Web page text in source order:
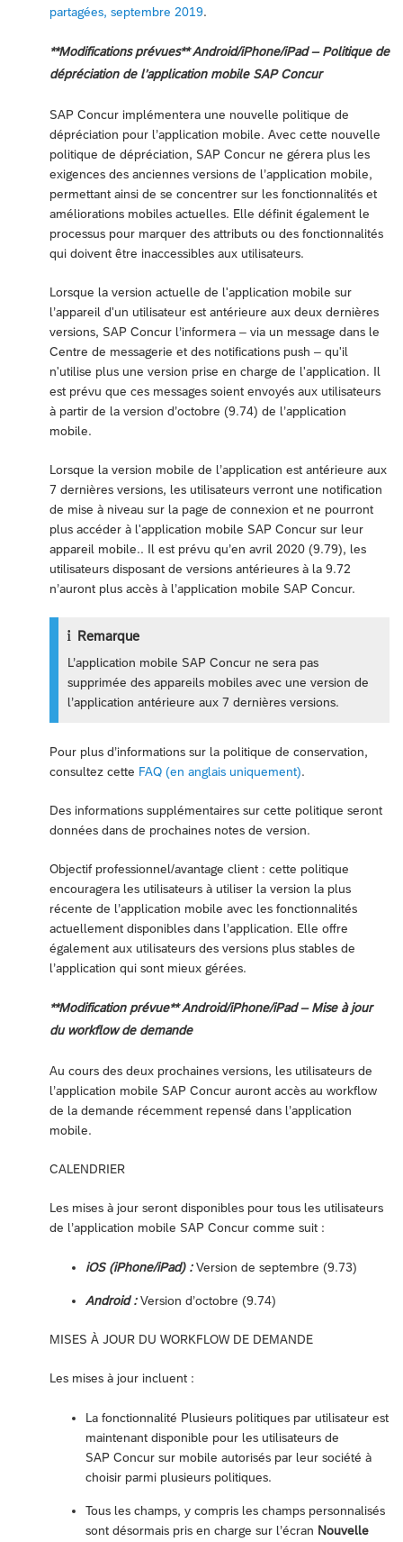
partagées, septembre 2019.
**Modifications prévues** Android/iPhone/iPad – Politique de
dépréciation de l’application mobile SAP Concur
SAP Concur implémentera une nouvelle politique de
dépréciation pour l’application mobile. Avec cette nouvelle
politique de dépréciation, SAP Concur ne gérera plus les
exigences des anciennes versions de l’application mobile,
permettant ainsi de se concentrer sur les fonctionnalités et
améliorations mobiles actuelles. Elle définit également le
processus pour marquer des attributs ou des fonctionnalités
qui doivent être inaccessibles aux utilisateurs.
Lorsque la version actuelle de l'application mobile sur
l’appareil d'un utilisateur est antérieure aux deux dernières
versions, SAP Concur l’informera – via un message dans le
Centre de messagerie et des notifications push – qu'il
n'utilise plus une version prise en charge de l'application. Il
est prévu que ces messages soient envoyés aux utilisateurs
à partir de la version d’octobre (9.74) de l’application
mobile.
Lorsque la version mobile de l’application est antérieure aux
7 dernières versions, les utilisateurs verront une notification
de mise à niveau sur la page de connexion et ne pourront
plus accéder à l'application mobile SAP Concur sur leur
appareil mobile.. Il est prévu qu’en avril 2020 (9.79), les
utilisateurs disposant de versions antérieures à la 9.72
n’auront plus accès à l’application mobile SAP Concur.
Remarque
L’application mobile SAP Concur ne sera pas
supprimée des appareils mobiles avec une version de
l’application antérieure aux 7 dernières versions.
Pour plus d’informations sur la politique de conservation,
consultez cette FAQ (en anglais uniquement).
Des informations supplémentaires sur cette politique seront
données dans de prochaines notes de version.
Objectif professionnel/avantage client : cette politique
encouragera les utilisateurs à utiliser la version la plus
récente de l’application mobile avec les fonctionnalités
actuellement disponibles dans l’application. Elle offre
également aux utilisateurs des versions plus stables de
l’application qui sont mieux gérées.
**Modification prévue** Android/iPhone/iPad – Mise à jour
du workflow de demande
Au cours des deux prochaines versions, les utilisateurs de
l’application mobile SAP Concur auront accès au workflow
de la demande récemment repensé dans l’application
mobile.
CALENDRIER
Les mises à jour seront disponibles pour tous les utilisateurs
de l’application mobile SAP Concur comme suit :
iOS (iPhone/iPad) :Version de septembre (9.73)
Android :Version d’octobre (9.74)
MISES À JOUR DU WORKFLOW DE DEMANDE
Les mises à jour incluent :
La fonctionnalité Plusieurs politiques par utilisateur est
maintenant disponible pour les utilisateurs de
SAP Concur sur mobile autorisés par leur société à
choisir parmi plusieurs politiques.
Tous les champs, y compris les champs personnalisés
sont désormais pris en charge sur l’écran Nouvelle